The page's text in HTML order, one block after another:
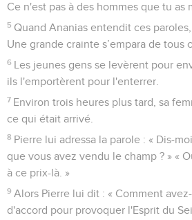
Ce n'est pas à des hommes que tu as
5 Quand Ananias entendit ces
Une grande crainte s’empara de tous
6 Les jeunes gens se levèrent pour
ils l'emportèrent pour l'enterrer.
7 Environ trois heures plus tard, sa
ce qui était arrivé.
8 Pierre lui adressa la parole : « Dis-
que vous avez vendu le champ ? » «
à ce prix-là. »
9 Alors Pierre lui dit : « Comment
d'accord pour provoquer l'Esprit du